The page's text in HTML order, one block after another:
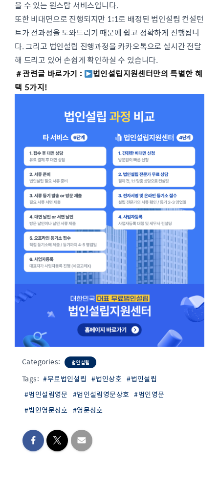
을 수 있는 원스탑 서비스입니다.
또한 비대면으로 진행되지만 1:1로 배정된 법인설립 컨설턴
트가 전과정을 도와드리기 때문에 쉽고 정확하게 진행됩니
다. 그리고 법인설립 진행과정을 카카오톡으로 실시간 전달
해 드리고 있어 손쉽게 확인하실 수 있습니다.
＃관련글 바로가기 :
법인설립지원센터만의 특별한 혜
택 5가지!
Categories: 법인설립
Tags: #무료법인설립 #법인상호 #법인설립
#법인설립영문 #법인설립영문상호 #법인영문
#법인영문상호 #영문상호